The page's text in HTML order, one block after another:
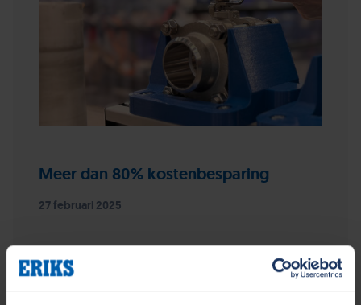
Meer dan 80% kostenbesparing
27 februari 2025
Een 3D-geprinte mal in plaats van een rvs-variant:
het leverde onze klant maar liefst een
kostenbesparing van meer dan 80% op.